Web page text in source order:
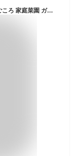
ブルーベリー 肥料 ブルーベリーの肥料 1.2kg 花ごころ 家庭菜園 ガーデニング 果物 園芸 ビギナー向け 初心者向け